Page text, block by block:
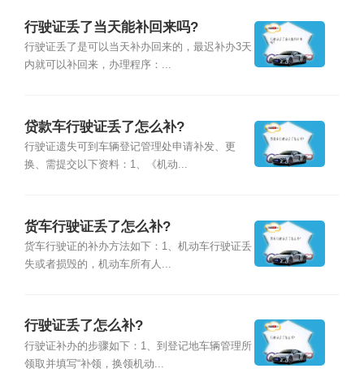
行驶证丢了当天能补回来吗?
行驶证丢了是可以当天补办回来的，最迟补办3天
内就可以补回来，办理程序：...
贷款车行驶证丢了怎么补?
行驶证遗失可到车辆登记管理处申请补发、更
换、需提交以下资料：1、《机动...
货车行驶证丢了怎么补?
货车行驶证的补办方法如下：1、机动车行驶证丢
失或者损毁的，机动车所有人...
行驶证丢了怎么补?
行驶证补办的步骤如下：1、到登记地车辆管理所
领取并填写“补领，换领机动...